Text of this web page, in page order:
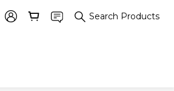
Search Products
BUY NOW